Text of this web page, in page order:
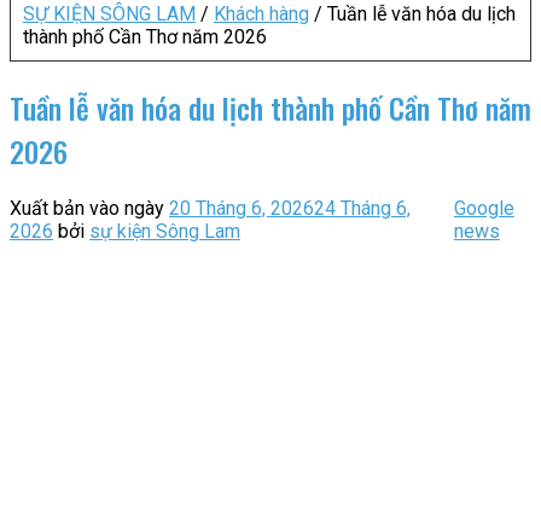
SỰ KIỆN SÔNG LAM / Khách hàng / Tuần lễ văn hóa du lịch
thành phố Cần Thơ năm 2026
Tuần lễ văn hóa du lịch thành phố Cần Thơ năm
2026
Xuất bản vào ngày 20 Tháng 6, 202624 Tháng 6,
2026 bởi sự kiện Sông Lam
Google
news